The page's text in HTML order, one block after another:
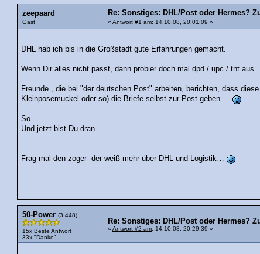
zeepaard
Gast
Re: Sonstiges: DHL/Post oder Hermes?
« Antwort #1 am: 14.10.08, 20:01:09 »
DHL hab ich bis in die Großstadt gute Erfahrungen gemacht.
Wenn Dir alles nicht passt, dann probier doch mal dpd / upc / tnt aus.
Freunde , die bei "der deutschen Post" arbeiten, berichten, dass
Kleinposemuckel oder so) die Briefe selbst zur Post geben…
So.
Und jetzt bist Du dran.
Frag mal den zoger- der weiß mehr über DHL und Logistik…
50-Power (3.448)
15x Beste Antwort
33x "Danke"
Re: Sonstiges: DHL/Post oder Hermes?
« Antwort #2 am: 14.10.08, 20:29:39 »